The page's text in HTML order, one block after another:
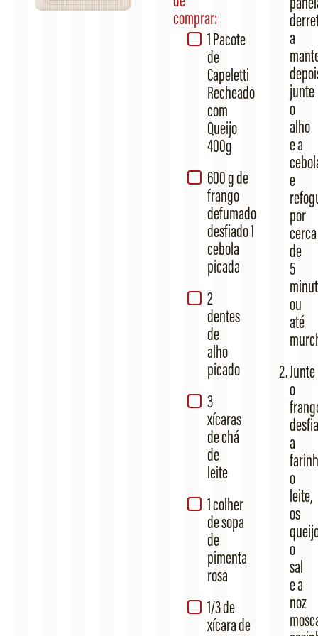
comprar:
1 Pacote
de
Capeletti
Recheado
com
Queijo
400g
600 g de
frango
defumado
desfiado 1
cebola
picada
2
dentes
de
alho
picado
3
xícaras
de chá
de
leite
1 colher
de sopa
de
pimenta
rosa
1/3 de
xícara de
a
junte
o
alho
e a
e
por
cerca
de
5
ou
até
Junte
o
a
o
leite,
os
o
sal
e a
noz